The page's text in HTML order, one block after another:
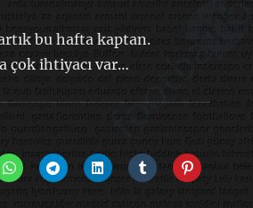
bu hafta kaptan.
çok ihtiyacı var…